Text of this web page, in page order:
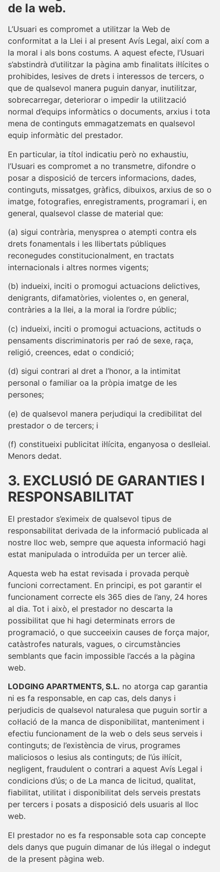
de la web.
L’Usuari es compromet a utilitzar la Web de
conformitat a la Llei i al present Avís Legal, així com a
la moral i als bons costums. A aquest efecte, l’Usuari
s’abstindrà d’utilitzar la pàgina amb finalitats il·lícites o
prohibides, lesives de drets i interessos de tercers, o
que de qualsevol manera puguin danyar, inutilitzar,
sobrecarregar, deteriorar o impedir la utilització
normal d’equips informàtics o documents, arxius i tota
mena de continguts emmagatzemats en qualsevol
equip informàtic del prestador.
En particular, ia títol indicatiu però no exhaustiu,
l’Usuari es compromet a no transmetre, difondre o
posar a disposició de tercers informacions, dades,
continguts, missatges, gràfics, dibuixos, arxius de so o
imatge, fotografies, enregistraments, programari i, en
general, qualsevol classe de material que:
(a) sigui contrària, menysprea o atempti contra els
drets fonamentals i les llibertats públiques
reconegudes constitucionalment, en tractats
internacionals i altres normes vigents;
(b) indueixi, inciti o promogui actuacions delictives,
denigrants, difamatòries, violentes o, en general,
contràries a la llei, a la moral ia l’ordre públic;
(c) indueixi, inciti o promogui actuacions, actituds o
pensaments discriminatoris per raó de sexe, raça,
religió, creences, edat o condició;
(d) sigui contrari al dret a l’honor, a la intimitat
personal o familiar oa la pròpia imatge de les
persones;
(e) de qualsevol manera perjudiqui la credibilitat del
prestador o de tercers; i
(f) constitueixi publicitat il·lícita, enganyosa o deslleial.
Menors dedat.
3. EXCLUSIÓ DE GARANTIES I
RESPONSABILITAT
El prestador s’eximeix de qualsevol tipus de
responsabilitat derivada de la informació publicada al
nostre lloc web, sempre que aquesta informació hagi
estat manipulada o introduïda per un tercer aliè.
Aquesta web ha estat revisada i provada perquè
funcioni correctament. En principi, es pot garantir el
funcionament correcte els 365 dies de l’any, 24 hores
al dia. Tot i això, el prestador no descarta la
possibilitat que hi hagi determinats errors de
programació, o que succeeixin causes de força major,
catàstrofes naturals, vagues, o circumstàncies
semblants que facin impossible l’accés a la pàgina
web.
LODGING APARTMENTS, S.L. no atorga cap garantia
ni es fa responsable, en cap cas, dels danys i
perjudicis de qualsevol naturalesa que puguin sortir a
col·lació de la manca de disponibilitat, manteniment i
efectiu funcionament de la web o dels seus serveis i
continguts; de l’existència de virus, programes
maliciosos o lesius als continguts; de l’ús il·lícit,
negligent, fraudulent o contrari a aquest Avís Legal i
condicions d’ús; o de La manca de licitud, qualitat,
fiabilitat, utilitat i disponibilitat dels serveis prestats
per tercers i posats a disposició dels usuaris al lloc
web.
El prestador no es fa responsable sota cap concepte
dels danys que puguin dimanar de lús il·legal o indegut
de la present pàgina web.